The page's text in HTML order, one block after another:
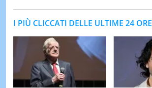
I PIÙ CLICCATI DELLE ULTIME 24 ORE